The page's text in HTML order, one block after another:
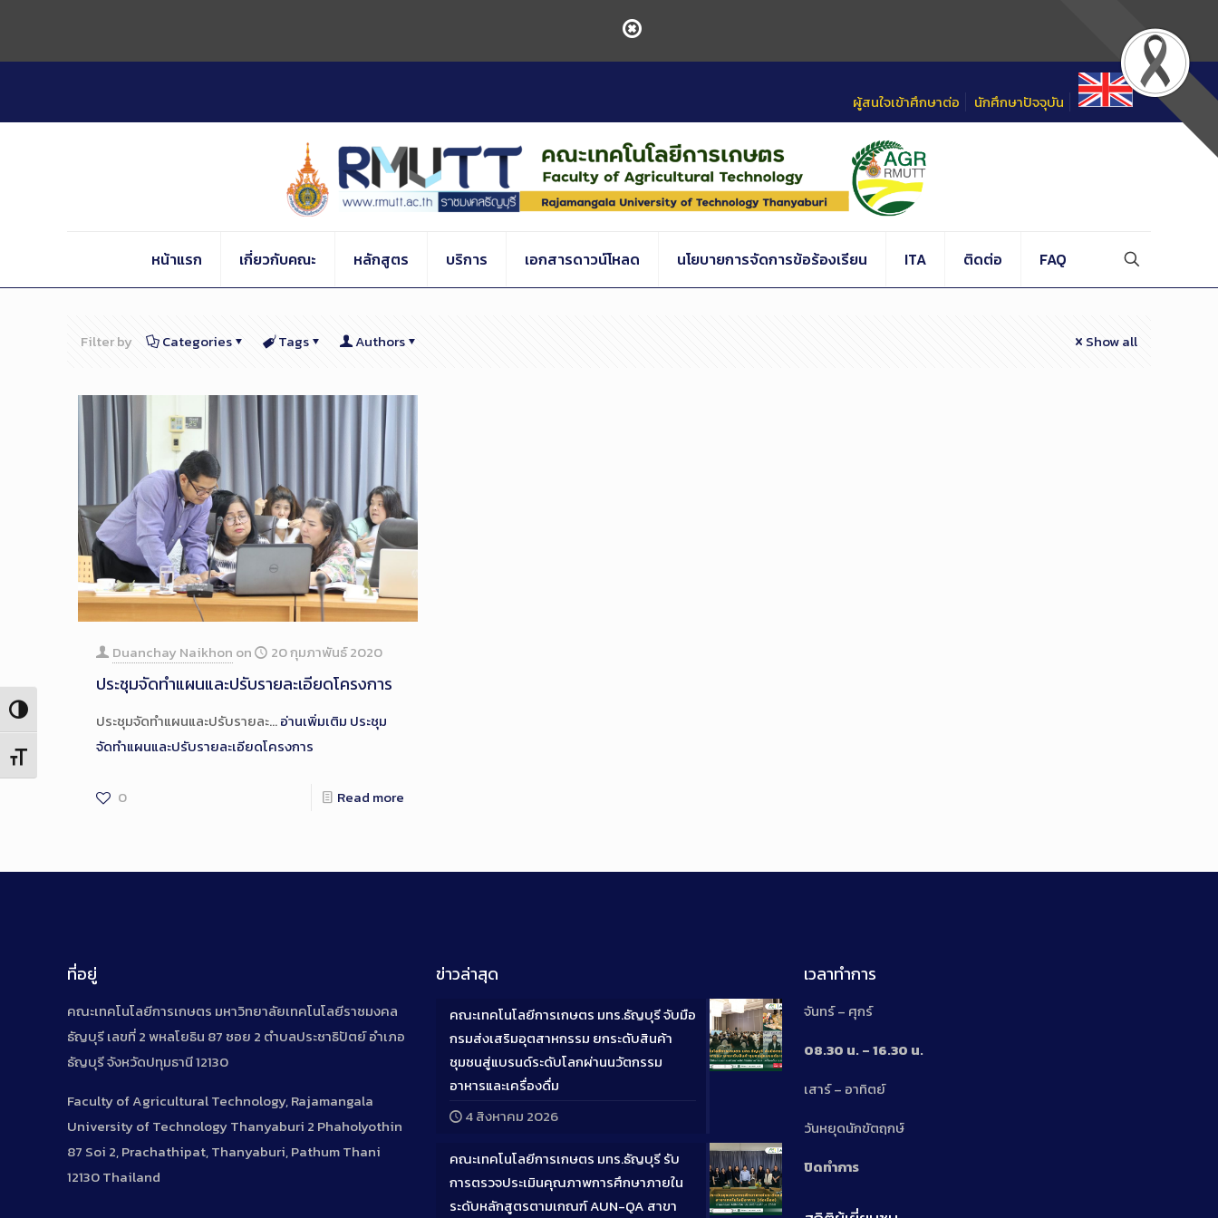
Content
Toggle High Contrast
Toggle Font size
ผู้สนใจเข้าศึกษาต่อ นักศึกษาปัจจุบัน
หน้าแรก เกี่ยวกับคณะ หลักสูตร บริการ เอกสารดาวน์โหลด นโยบายการจัดการข้อร้องเรียน ITA ติดต่อ FAQ
Filter by Categories Tags Authors Show all
Duanchay Naikhon on 20 กุมภาพันธ์ 2020
ประชุมจัดทำแผนและปรับรายละเอียดโครงการ
ประชุมจัดทำแผนและปรับรายละ…อ่านเพิ่มเติม ประชุม
จัดทำแผนและปรับรายละเอียดโครงการ
0 Read more
ที่อยู่
คณะเทคโนโลยีการเกษตร มหาวิทยาลัยเทคโนโลยีราชมงคล
ธัญบุรี เลขที่ 2 พหลโยธิน 87 ซอย 2 ตำบลประชาธิปัตย์ อำเภอ
ธัญบุรี จังหวัดปทุมธานี 12130
Faculty of Agricultural Technology, Rajamangala
University of Technology Thanyaburi 2 Phaholyothin
87 Soi 2, Prachathipat, Thanyaburi, Pathum Thani
12130 Thailand
ข่าวล่าสุด
Long
Description
คณะเทคโนโลยีการเกษตร มทร.ธัญบุรี จับมือ
กรมส่งเสริมอุตสาหกรรม ยกระดับสินค้า
ชุมชนสู่แบรนด์ระดับโลกผ่านนวัตกรรม
อาหารและเครื่องดื่ม
4 สิงหาคม 2026
คณะเทคโนโลยีการเกษตร มทร.ธัญบุรี รับ
การตรวจประเมินคุณภาพการศึกษาภายใน
ระดับหลักสูตรตามเกณฑ์ AUN-QA สาขา
เวลาทำการ
จันทร์ – ศุกร์
08.30 น. – 16.30 น.
เสาร์ – อาทิตย์
วันหยุดนักขัตฤกษ์
ปิดทำการ